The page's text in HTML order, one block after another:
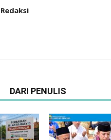
Redaksi
DARI PENULIS